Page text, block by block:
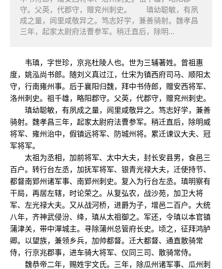
守。父英，代郡守，赠兖州刺史。 瑱幼聪敏，有夙
成之量，闾里咸敬异之。笃志好学，兼善骑射。魏孝昌
三年，起家太尉府法曹参军。稍迁直后，除明...
韦瑱，字世珍，京兆杜陵人也。世为三辅著姓。曾祖惠
度，姚泓尚书郎。随刘义真过江，仕宋为镇西府司马、顺阳太
守，行南雍州事。后于襄阳归魏，拜中书侍郎，赠安西将军、
洛州刺史。祖千雄，略阳郡守。父英，代郡守，赠兖州刺史。
瑱幼聪敏，有夙成之量，闾里咸敬异之。笃志好学，兼善
骑射。魏孝昌三年，起家太尉府法曹参军。稍迁直后，除明威
将军、雍州治中，假镇远将军、防城州将。累迁谏议大夫、冠
军将军。
太祖为丞相，加前将军、太中大夫，封长安县男，食邑三
百户。转行台左丞，加抚军将军、银青光禄大夫，迁使持节、
都督南郢州诸军事、南郢州刺史。复入为行台左丞。瑱明察有
干局，再居左辖，时论荣之。从复弘农，战沙苑，加卫大将
军、左光禄大夫。又从战河桥，进爵为子，增邑二百户。大统
八年，齐神武侵汾、绛，瑱从太祖御之。军还，令瑱以本官镇
蒲津关，带中潬城主。寻除蒲州总管府长史。顷之，征拜鸿胪
卿。以望族，兼领乡兵，加帅都督。迁大都督、通直散骑常
侍，行京兆郡事，进车骑大将军、仪同三司、散骑常侍。
魏恭帝二年，赐姓宇文氏。三年，除瓜州诸军事、瓜州刺